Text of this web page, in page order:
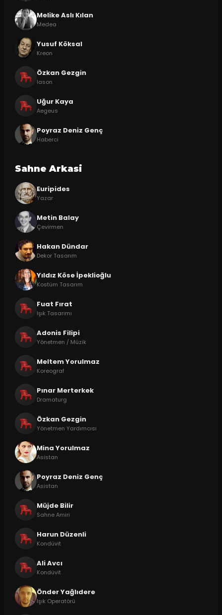
Melike Aslı Kılan
Medea
Yusuf Köksal
Kreon
Özkan Gezgin
Iason
Uğur Kaya
Aegeus
Poyraz Deniz Genç
Haberci
Sahne Arkasi
Euripides
Yazar
Metin Balay
Çevirmen
Hakan Dündar
Dekor Tasarım
Yıldız Köse İpeklioğlu
Kostüm Tasarım
Fuat Fırat
Işık Tasarımı
Adonis Filipi
Yönetmen / Müzik
Meltem Yorulmaz
Koreograf
Pınar Merterkek
Dramaturg
Özkan Gezgin
Yönetmen Yardımcısı
Mina Yorulmaz
Asistan
Poyraz Deniz Genç
Asistan
Müjde Bilir
Sahne Amiri
Harun Düzenli
Kondüvit
Ali Avcı
Kondüvit
Önder Yağlıdere
Işık Operatörü